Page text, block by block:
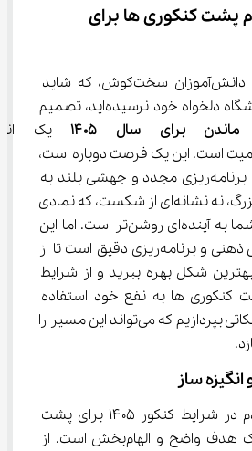
راهنمای گام به گام پشت کنکوری ‌ها برای
برای بسیاری از شما دانش‌آموزان سخت‌کوش، که شاید
امسال به رشته و دانشگاه دلخواه خود نرسیده‌اید، تصمیم
برای سال ۱۴۰۵
یک
اهمیت است. این یک فرصت دوباره است،
فرصتی برای بازنگری، برنامه‌ریزی مجدد و جهشی بلند به
سوی آرزوها. این گام بزرگ، نه نشانه‌ای از شکست، که نمادی
از اراده قوی و تعهد شما به آینده‌ای روشن‌تر است. اما این
مسیر، نیازمند آمادگی ذهنی و برنامه‌ریزی دقیق است تا از
شکل بهره ببرید و از شرایط
برای پشت کنکوری ها به نفع خود استفاده
کنید. بیایید با هم به نکاتی بپردازیم که می‌تواند این مسیر را
اولین و مهم‌ترین قدم در شرایط کنکور ۱۴۰۵ برای پشت
کنکوری ها، ترسیم یک هدف واضح و الهام‌بخش است. از